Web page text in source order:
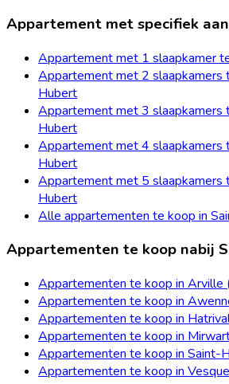
Appartement met specifiek
Appartement met 1 slaapkamer
Appartement met 2 slaapkamers
Hubert
Appartement met 3 slaapkamers
Hubert
Appartement met 4 slaapkamers
Hubert
Appartement met 5 slaapkamers
Hubert
Alle appartementen te koop in
Appartementen te koop nabij
Appartementen te koop in Arville
Appartementen te koop in
Appartementen te koop in
Appartementen te koop in
Appartementen te koop in Saint-
Appartementen te koop in